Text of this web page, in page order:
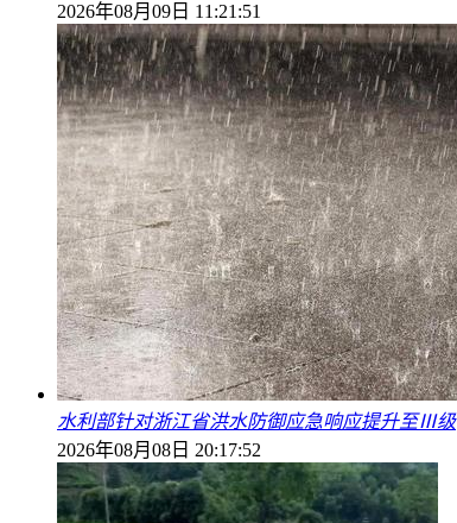
2026年08月09日 11:21:51
水利部针对浙江省洪水防御应急响应提升至Ⅲ级
2026年08月08日 20:17:52